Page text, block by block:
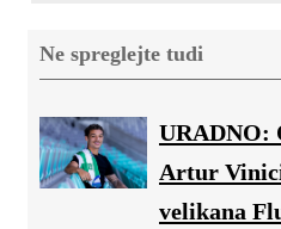
Ne spreglejte tudi
URADNO:
Artur
velikana